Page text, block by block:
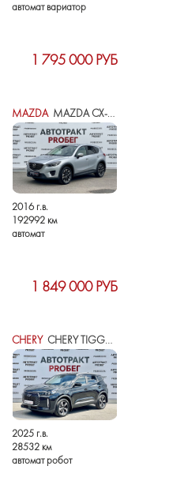
автомат вариатор
1 795 000 РУБ
MAZDAMAZDA CX-5 I РЕСТАЙЛИНГ
2016 г.в.
192992 км
автомат
1 849 000 РУБ
CHERY CHERY TIGGO 4 I РЕСТАЙЛИНГ 2
2025 г.в.
28532 км
автомат робот